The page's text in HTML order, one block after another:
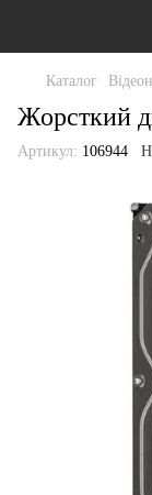
Каталог
Жорсткий
Артикул: 106944